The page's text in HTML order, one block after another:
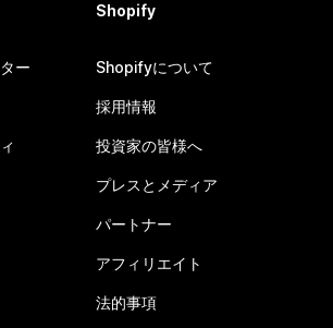
ー
Shopify
Shopifyについて
採用情報
投資家の皆様へ
プレスとメディア
パートナー
アフィリエイト
法的事項